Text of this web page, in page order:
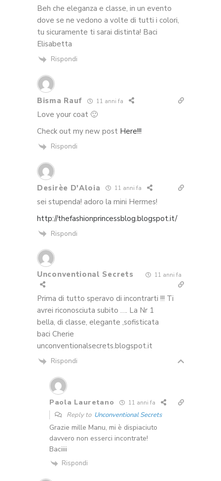
Beh che eleganza e classe, in un evento
dove se ne vedono a volte di tutti i colori,
tu sicuramente ti sarai distinta! Baci
Elisabetta
Rispondi
Bisma Rauf 11 anni fa
Love your coat 🙂
Check out my new post Here!!!
Rispondi
Desirèe D'Aloia 11 anni fa
sei stupenda! adoro la mini Hermes!
http://thefashionprincessblog.blogspot.it/
Rispondi
Unconventional Secrets 11 anni fa
Prima di tutto speravo di incontrarti !!! Ti
avrei riconosciuta subito …. La Nr 1
bella, di classe, elegante ,sofisticata
baci Cherie
unconventionalsecrets.blogspot.it
Rispondi
Paola Lauretano 11 anni fa
Reply to Unconventional Secrets
Grazie mille Manu, mi è dispiaciuto
davvero non esserci incontrate!
Baciiii
Rispondi